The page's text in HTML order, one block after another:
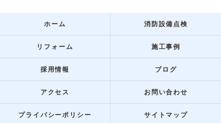
ホーム 消防設備点検
リフォーム 施工事例
採用情報 ブログ
アクセス お問い合わせ
プライバシーポリシー サイトマップ